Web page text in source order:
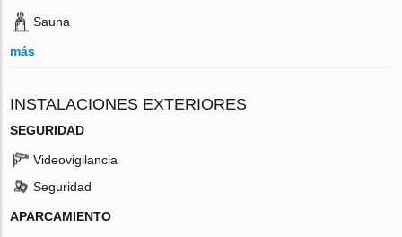
Sauna
más
INSTALACIONES EXTERIORES
SEGURIDAD
Videovigilancia
Seguridad
APARCAMIENTO